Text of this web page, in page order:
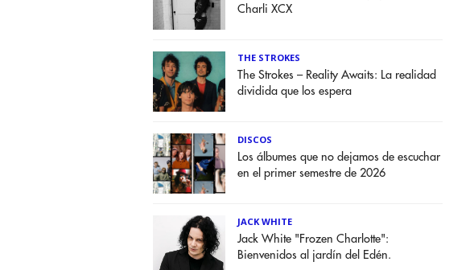
Charli XCX
THE STROKES
The Strokes – Reality Awaits: La realidad
dividida que los espera
DISCOS
Los álbumes que no dejamos de escuchar
en el primer semestre de 2026
JACK WHITE
Jack White "Frozen Charlotte":
Bienvenidos al jardín del Edén.